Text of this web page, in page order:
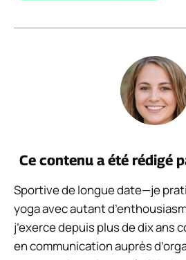
Ce contenu a été rédigé
Sportive de longue date—je
yoga avec autant
j’exerce depuis plus de dix ans
en communication auprès